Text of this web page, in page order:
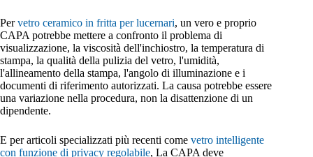
Pervetro ceramico in fritta per lucernari, un vero e proprio
CAPA potrebbe mettere a confronto il problema di
visualizzazione, la viscosità dell'inchiostro, la temperatura di
stampa, la qualità della pulizia del vetro, l'umidità,
l'allineamento della stampa, l'angolo di illuminazione e i
documenti di riferimento autorizzati. La causa potrebbe essere
una variazione nella procedura, non la disattenzione di un
dipendente.
E per articoli specializzati più recenti come vetro intelligente
con funzione di privacy regolabile, La CAPA deve